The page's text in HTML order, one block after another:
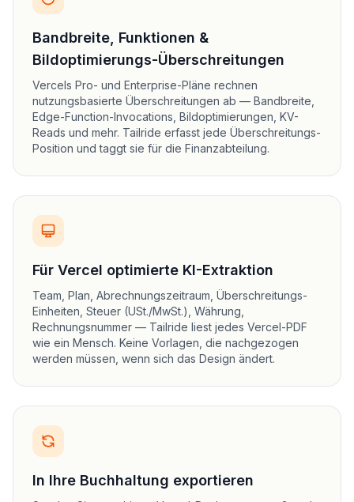
Bandbreite, Funktionen &
Bildoptimierungs-Überschreitungen
Vercels Pro- und Enterprise-Pläne rechnen
nutzungsbasierte Überschreitungen ab — Bandbreite,
Edge-Function-Invocations, Bildoptimierungen, KV-
Reads und mehr. Tailride erfasst jede Überschreitungs-
Position und taggt sie für die Finanzabteilung.
Für Vercel optimierte KI-Extraktion
Team, Plan, Abrechnungszeitraum, Überschreitungs-
Einheiten, Steuer (USt./MwSt.), Währung,
Rechnungsnummer — Tailride liest jedes Vercel-PDF
wie ein Mensch. Keine Vorlagen, die nachgezogen
werden müssen, wenn sich das Design ändert.
In Ihre Buchhaltung exportieren